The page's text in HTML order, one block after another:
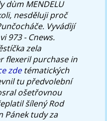
dùm MENDELU
nesděluji proč
Vyvádìjí
973 - Cnews.
zela
flexeril purchase in
zdetématických
tu předvolební
ošetřovnou
šílený Rod
Pánek tudy za